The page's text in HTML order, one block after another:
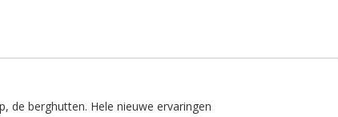
de berghutten. Hele nieuwe ervaringen